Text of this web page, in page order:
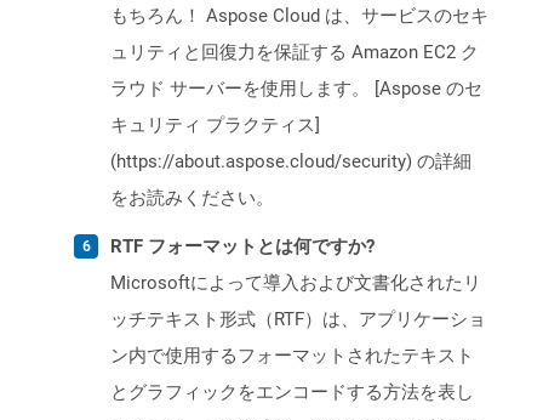
もちろん！ Aspose Cloud は、サービスのセキ
ュリティと回復力を保証する Amazon EC2 ク
ラウド サーバーを使用します。 [Aspose のセ
キュリティ プラクティス]
(https://about.aspose.cloud/security) の詳細
をお読みください。
RTF フォーマットとは何ですか?
Microsoftによって導入および文書化されたリ
ッチテキスト形式（RTF）は、アプリケーショ
ン内で使用するフォーマットされたテキスト
とグラフィックをエンコードする方法を表し